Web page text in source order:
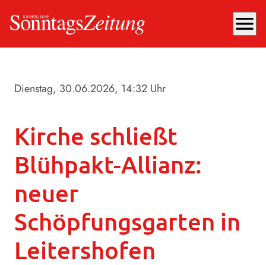
menu
Dienstag, 30.06.2026, 14:32 Uhr
Kirche schließt
Blühpakt-Allianz:
neuer
Schöpfungsgarten in
Leitershofen